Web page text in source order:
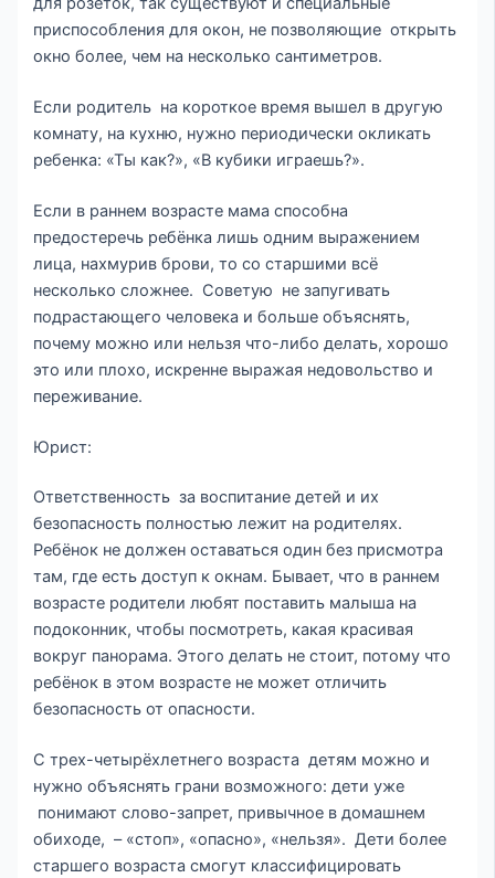
приспособления для окон, не позволяющие открыть
окно более, чем на несколько сантиметров.
Если родитель на короткое время вышел в другую
комнату, на кухню, нужно периодически окликать
ребенка: «Ты как?», «В кубики играешь?».
Если в раннем возрасте мама способна
предостеречь ребёнка лишь одним выражением
лица, нахмурив брови, то со старшими всё
несколько сложнее. Советую не запугивать
подрастающего человека и больше объяснять,
почему можно или нельзя что-либо делать, хорошо
это или плохо, искренне выражая недовольство и
переживание.
Юрист:
Ответственность за воспитание детей и их
безопасность полностью лежит на родителях.
Ребёнок не должен оставаться один без присмотра
там, где есть доступ к окнам. Бывает, что в раннем
возрасте родители любят поставить малыша на
подоконник, чтобы посмотреть, какая красивая
вокруг панорама. Этого делать не стоит, потому что
ребёнок в этом возрасте не может отличить
безопасность от опасности.
С трех-четырёхлетнего возраста детям можно и
нужно объяснять грани возможного: дети уже
понимают слово-запрет, привычное в домашнем
обиходе, – «стоп», «опасно», «нельзя». Дети более
старшего возраста смогут классифицировать